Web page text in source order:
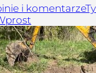
i komentarze